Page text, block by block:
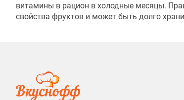
витамины в рацион в холодные месяцы.
свойства фруктов и может быть долго